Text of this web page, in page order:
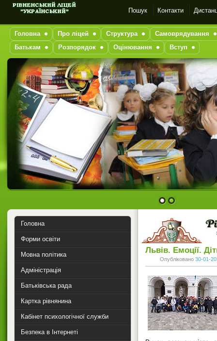
Пошук Контакти
Головна Про ліцей Структура
Самоврядування
Батькам
Розпорядок Оцінювання Вступ
1 2
Львів. Емоції.
Опубліковано 30-01-
Головна
Форми освіти
Мовна політика
Адміністрація
Батьківська рада
Картка рівнянина
Кабінет психологічної служби
Безпека в Інтернеті